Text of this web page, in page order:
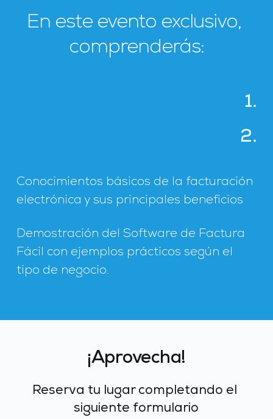
En este evento exclusivo,
comprenderás:
1.
2.
Conocimientos básicos de la facturación
electrónica y sus principales beneficios
Demostración del Software de Factura
Fácil con ejemplos prácticos según el
tipo de negocio.
¡Aprovecha!
Reserva tu lugar completando el
siguiente formulario